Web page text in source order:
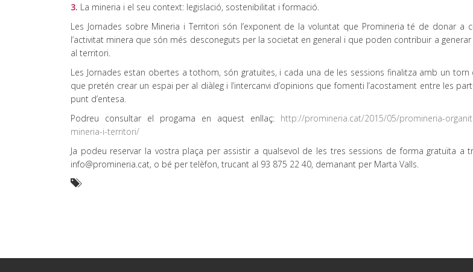
3. La mineria i el seu context: legislació, sostenibilitat i formació.
Les Jornades sobre Mineria i Territori són l’exponent de la voluntat que Promineria té de donar a
l’activitat minera que són més desconeguts per la societat en general i que poden contribuir a
al territori.
Les Jornades estan obertes a tothom, són gratuïtes, i cada una de les sessions finalitza amb un
que pretén crear un espai per al diàleg i l’intercanvi d’opinions que fomenti l’acostament entre les
punt d’entesa.
Podreu consultar el progama en aquest enllaç: http://promineria.cat/2015/05/promineria-
mineria-i-territori/
Ja podeu reservar la vostra plaça per assistir a qualsevol de les tres sessions de forma gratuïta a
info@promineria.cat, o bé per telèfon, trucant al 93 875 22 40, demanant per Marta Valls.